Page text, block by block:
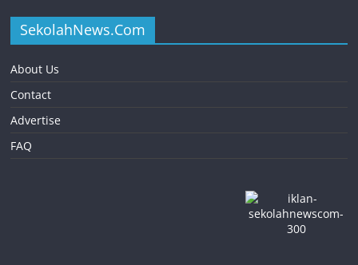
SekolahNews.Com
About Us
Contact
Advertise
FAQ